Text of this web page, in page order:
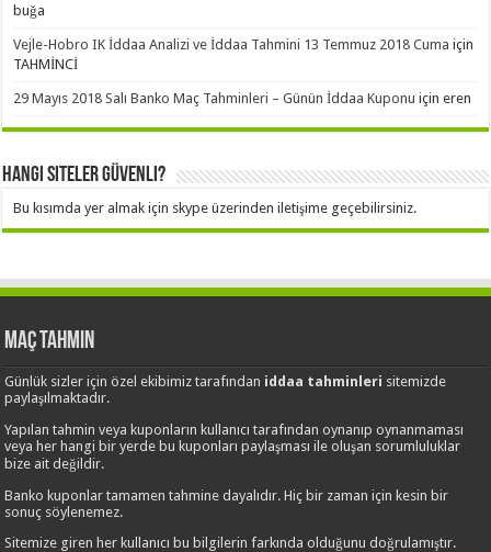
buğa
Vejle-Hobro IK İddaa Analizi ve İddaa Tahmini 13 Temmuz 2018 Cuma için
TAHMİNCİ
29 Mayıs 2018 Salı Banko Maç Tahminleri – Günün İddaa Kuponu içineren
Hangi Siteler Güvenli?
Bu kısımda yer almak için skype üzerinden iletişime geçebilirsiniz.
Maç Tahmin
Günlük sizler için özel ekibimiz tarafından iddaa tahminleri sitemizde
paylaşılmaktadır.
Yapılan tahmin veya kuponların kullanıcı tarafından oynanıp oynanmaması
veya her hangi bir yerde bu kuponları paylaşması ile oluşan sorumluluklar
bize ait değildir.
Banko kuponlar tamamen tahmine dayalıdır. Hiç bir zaman için kesin bir
sonuç söylenemez.
Sitemize giren her kullanıcı bu bilgilerin farkında olduğunu doğrulamıştır.